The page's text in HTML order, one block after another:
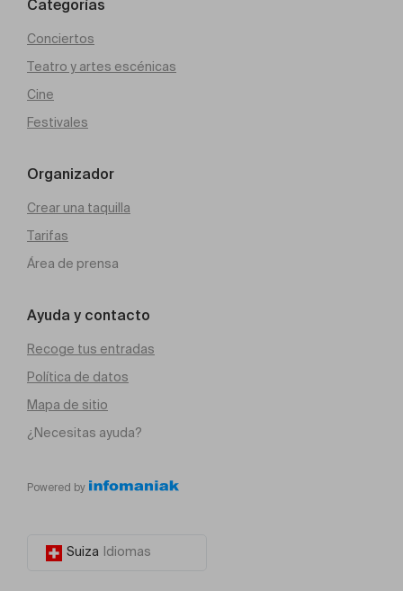
Categorías
Conciertos
Teatro y artes escénicas
Cine
Festivales
Organizador
Crear una taquilla
Tarifas
Área de prensa
Ayuda y contacto
Recoge tus entradas
Política de datos
Mapa de sitio
¿Necesitas ayuda?
Powered by
Suiza Idiomas